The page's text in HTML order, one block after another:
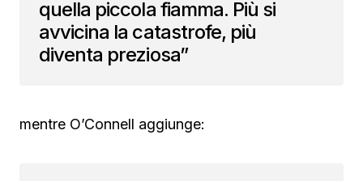
quella piccola fiamma. Più si
avvicina la catastrofe, più
diventa preziosa”
mentre O’Connell aggiunge: